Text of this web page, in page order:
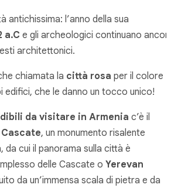
antichissima: l’anno della sua
a.C e gli archeologici continuano
architettonici.
chiamata la città rosa per il colore
edifici, che le danno un tocco unico!
da visitare in Armenia c’è il
, un monumento risalente
da cui il panorama sulla città è
delle Cascate o Yerevan
da un’immensa scala di pietra e da